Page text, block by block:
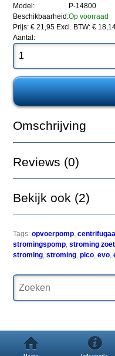
Hydor
Pico
Evolution
Pico
van
garanderen
prestaties,
en
de
totale
Alle
modellen,
debietregeling
Model:
P-14800
Beschikbaarheid:Op voorraad
Prijs: € 21,95 Excl. BTW: €
Aantal:
Omschrijving
Reviews (0)
Bekijk ook (2)
Tags: opvoerpomp,
stromingspomp,stroming
stroming,stroming,pico,evo,